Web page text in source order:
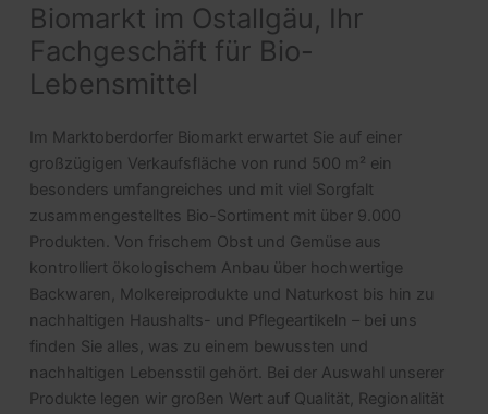
Biomarkt im Ostallgäu, Ihr
Fachgeschäft für Bio-
Lebensmittel
Im Marktoberdorfer Biomarkt erwartet Sie auf einer
großzügigen Verkaufsfläche von rund 500 m² ein
besonders umfangreiches und mit viel Sorgfalt
zusammengestelltes Bio-Sortiment mit über 9.000
Produkten. Von frischem Obst und Gemüse aus
kontrolliert ökologischem Anbau über hochwertige
Backwaren, Molkereiprodukte und Naturkost bis hin zu
nachhaltigen Haushalts- und Pflegeartikeln – bei uns
finden Sie alles, was zu einem bewussten und
nachhaltigen Lebensstil gehört. Bei der Auswahl unserer
Produkte legen wir großen Wert auf Qualität, Regionalität